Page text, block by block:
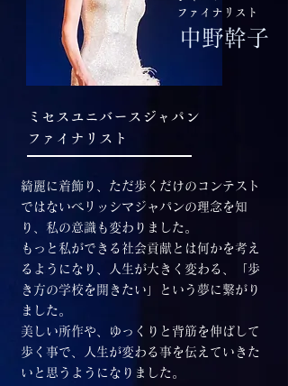
中野幹子
ファイナリスト
ミセスユニバースジャパン
ファイナリスト
綺麗に着飾り、ただ歩くだけのコンテスト
ではないベリッシマジャパンの理念を知
り、私の意識も変わりました。
もっと私ができる社会貢献とは何かを考え
るようになり、人生が大きく変わる、「歩
き方の学校を開きたい」という夢に繋がり
ました。
美しい所作や、ゆっくりと背筋を伸ばして
歩く事で、人生が変わる事を伝えていきた
いと思うようになりました。